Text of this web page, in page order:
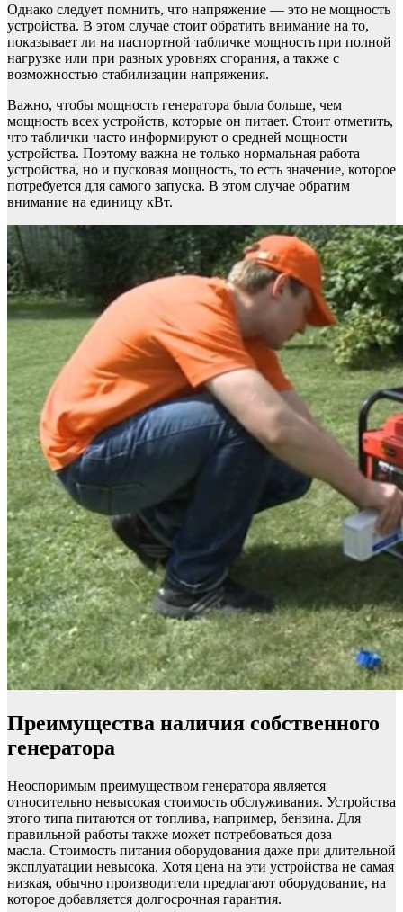
Однако следует помнить, что напряжение — это не мощность
устройства. В этом случае стоит обратить внимание на то,
показывает ли на паспортной табличке мощность при полной
нагрузке или при разных уровнях сгорания, а также с
возможностью стабилизации напряжения.
Важно, чтобы мощность генератора была больше, чем
мощность всех устройств, которые он питает. Стоит отметить,
что таблички часто информируют о средней мощности
устройства. Поэтому важна не только нормальная работа
устройства, но и пусковая мощность, то есть значение, которое
потребуется для самого запуска. В этом случае обратим
внимание на единицу кВт.
Преимущества наличия собственного
генератора
Неоспоримым преимуществом генератора является
относительно невысокая стоимость обслуживания. Устройства
этого типа питаются от топлива, например, бензина. Для
правильной работы также может потребоваться доза
масла. Стоимость питания оборудования даже при длительной
эксплуатации невысока. Хотя цена на эти устройства не самая
низкая, обычно производители предлагают оборудование, на
которое добавляется долгосрочная гарантия.